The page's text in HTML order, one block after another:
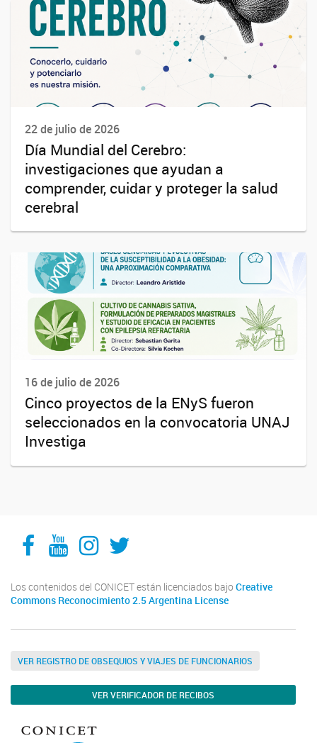
22 de julio de 2026
Día Mundial del Cerebro:
investigaciones que ayudan a
comprender, cuidar y proteger la salud
cerebral
16 de julio de 2026
Cinco proyectos de la ENyS fueron
seleccionados en la convocatoria UNAJ
Investiga
Facebook
YouTube
Instagram
Twitter
Los contenidos del CONICET están licenciados bajo Creative
Commons Reconocimiento 2.5 Argentina License
VER REGISTRO DE OBSEQUIOS Y VIAJES DE FUNCIONARIOS
VER VERIFICADOR DE RECIBOS